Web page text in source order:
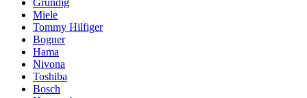
Grundig
Miele
Tommy Hilfiger
Bogner
Hama
Nivona
Toshiba
Bosch